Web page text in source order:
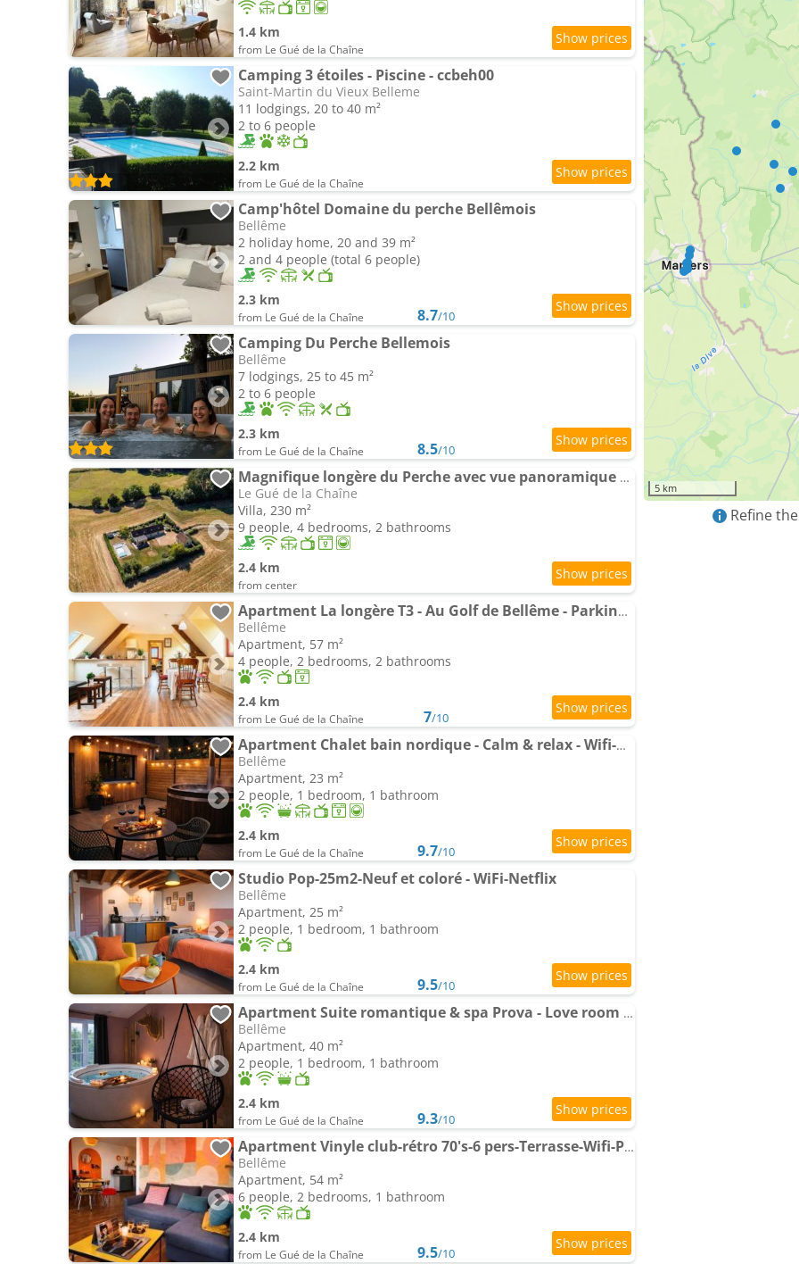
1.4 km
from Le Gué de la Chaîne
Camping 3 étoiles - Piscine - ccbeh00
Saint-Martin du Vieux Belleme
11 lodgings, 20 to 40 m²
2 to 6 people
2.2 km
from Le Gué de la Chaîne
Camp'hôtel Domaine du perche Bellêmois
Bellême
2 holiday home, 20 and 39 m²
2 and 4 people (total 6 people)
2.3 km
from Le Gué de la Chaîne 8.7/10
Camping Du Perche Bellemois
Bellême
7 lodgings, 25 to 45 m²
2 to 6 people
2.3 km
from Le Gué de la Chaîne 8.5/10
Magnifique longère du Perche avec vue panoramique et piscine
Le Gué de la Chaîne
Villa, 230 m²
9 people, 4 bedrooms, 2 bathrooms
2.4 km
from center
Apartment La longère T3 - Au Golf de Bellême - Parking - Wifi - 4 Pers
Bellême
Apartment, 57 m²
4 people, 2 bedrooms, 2 bathrooms
2.4 km
from Le Gué de la Chaîne 7/10
Apartment Chalet bain nordique - Calm & relax - Wifi-Netflix-AppleTV-Canal
Bellême
Apartment, 23 m²
2 people, 1 bedroom, 1 bathroom
2.4 km
from Le Gué de la Chaîne 9.7/10
Studio Pop-25m2-Neuf et coloré - WiFi-Netflix
Bellême
Apartment, 25 m²
2 people, 1 bedroom, 1 bathroom
2.4 km
from Le Gué de la Chaîne 9.5/10
Apartment Suite romantique & spa Prova - Love room - Rétroprojecteur Netflix
Bellême
Apartment, 40 m²
2 people, 1 bedroom, 1 bathroom
2.4 km
from Le Gué de la Chaîne 9.3/10
Apartment Vinyle club-rétro 70's-6 pers-Terrasse-Wifi-Parking
Bellême
Apartment, 54 m²
6 people, 2 bedrooms, 1 bathroom
2.4 km
from Le Gué de la Chaîne 9.5/10
5 km
Refine